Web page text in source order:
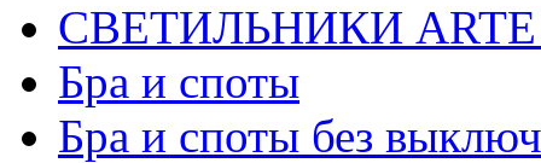
СВЕТИЛЬНИКИ ARTE
Бра и споты
Бра и споты без